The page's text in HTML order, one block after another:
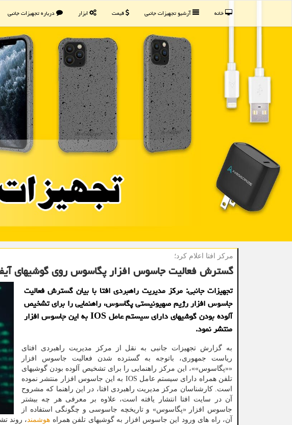
خانه آرشیو تجهیزات جانبی قیمت ابزار درباره تجهیزات جانبی
مركز افتا اعلام كرد؛
گسترش فعالیت جاسوس افزار پگاسوس روی گوشیهای
تجهیزات جانبی: مرکز مدیریت راهبردی افتا با بیان گسترش فعالیت
جاسوس افزار رژیم صهیونیستی پگاسوس، راهنمایی را برای تشخیص
آلوده بودن گوشیهای دارای سیستم عامل IOS به این جاسوس افزار
منتشر نمود.
به گزارش تجهیزات جانبی به نقل از مرکز مدیریت راهبردی افتای
ریاست جمهوری، باتوجه به گسترده شدن فعالیت جاسوس افزار
««پگاسوس»»، این مرکز راهنمایی را برای تشخیص آلوده بودن گوشیهای
تلفن همراه دارای سیستم عامل IOS به این جاسوس افزار منتشر نموده
است. کارشناسان مرکز مدیریت راهبردی افتا، در این راهنما که مشروح
آن در سایت افتا انتشار یافته است، علاوه بر معرفی هر چه بیشتر
جاسوس افزار «پگاسوس» و تاریخچه جاسوسی و چگونگی استفاده از
آن، راه های ورود این جاسوس افزار به گوشیهای تلفن همراه هوشمند